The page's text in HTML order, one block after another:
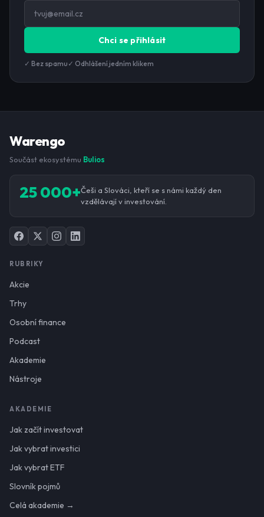
Chci se přihlásit
✓ Bez spamu ✓ Odhlášení jedním klikem
Warengo
Součást ekosystému Bulios
25 000+Češi a Slováci, kteří se s námi každý den
vzdělávají v investování.
RUBRIKY
Akcie
Trhy
Osobní finance
Podcast
Akademie
Nástroje
AKADEMIE
Jak začít investovat
Jak vybrat investici
Jak vybrat ETF
Slovník pojmů
Celá akademie →